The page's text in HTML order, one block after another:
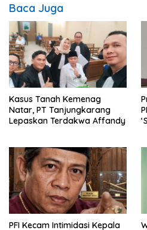
Baca Juga
Kasus Tanah Kemenag
Natar, PT Tanjungkarang
Lepaskan Terdakwa Affandy
PFI Kecam Intimidasi Kepala